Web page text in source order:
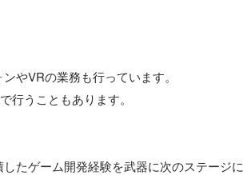
やVRの業務も行っています。
行うこともあります。
たゲーム開発経験を武器に次のステージに